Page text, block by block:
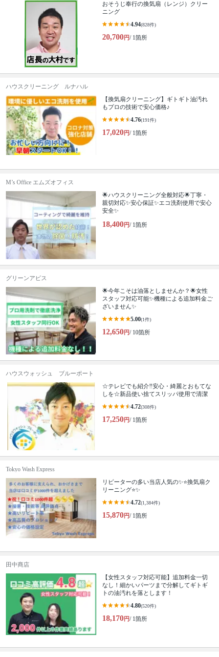
おそうじ奉行の換気扇（レンジ）クリー
ニング
4.94(828件)
20,700円/ 1箇所
ハウスクリーニング ルナハル
【換気扇クリーニング】ギトギト油汚れ
もプロの技術で安心価格♪
4.76(191件)
17,020円/ 1箇所
M’s Office エムズオフィス
🌟ハウスクリーニング全般対応🌟丁寧・
親切対応✨安心保証✨エコ洗剤使用で安心
安全✨
18,400円/ 1箇所
グリーンアピス
🌟今年こそは油落としませんか？🌟女性
スタッフ対応可能✨機種による追加料金ご
ざいません✨
5.00(1件)
12,650円/ 10箇所
ハウスウォッシュ ブルーポート
☆テレビでも紹介‼安心・綺麗とおもてな
しを☆新品使い捨てスリッパ使用で清潔
4.72(308件)
17,250円/ 1箇所
Tokyo Wash Express
リピーターの多い当店人気の✨⭐️換気扇ク
リーニング⭐️✨
4.72(1,384件)
15,870円/ 1箇所
田中商店
【女性スタッフ対応可能】追加料金一切
なし！細かいパーツまで分解してギトギ
トの油汚れを落とします！
4.80(520件)
18,170円/ 1箇所